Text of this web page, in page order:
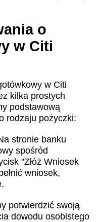
o
w Citi
w Citi
kilka prostych
podstawową
rodzaju pożyczki:
stronie banku
spośród
"Złóż Wniosek
wniosek,
potwierdzić swoją
dowodu osobistego